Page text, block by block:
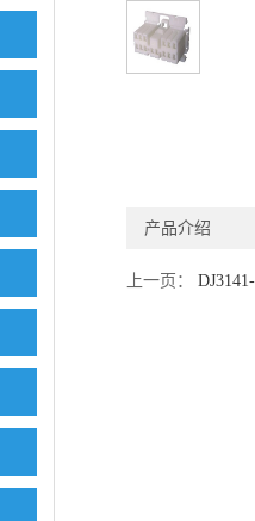
产品介绍
上一页：